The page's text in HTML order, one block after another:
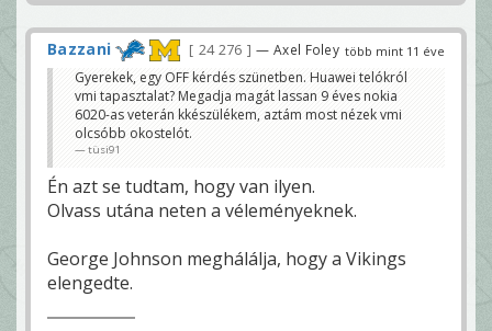
több mint 11 éve
Bazzani 24 276 — Axel Foley
Gyerekek, egy OFF kérdés szünetben. Huawei telókról
vmi tapasztalat? Megadja magát lassan 9 éves nokia
6020-as veterán kkészülékem, aztám most nézek vmi
olcsóbb okostelót.
tüsi91
Én azt se tudtam, hogy van ilyen.
Olvass utána neten a véleményeknek.
George Johnson meghálálja, hogy a Vikings
elengedte.